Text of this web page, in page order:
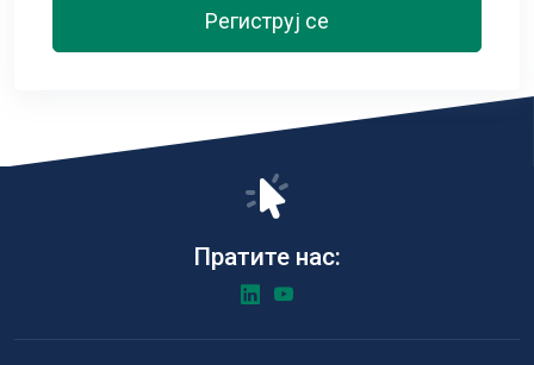
Региструј се
Пратите нас: